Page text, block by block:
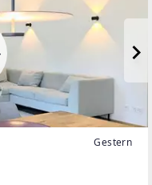
Gestern